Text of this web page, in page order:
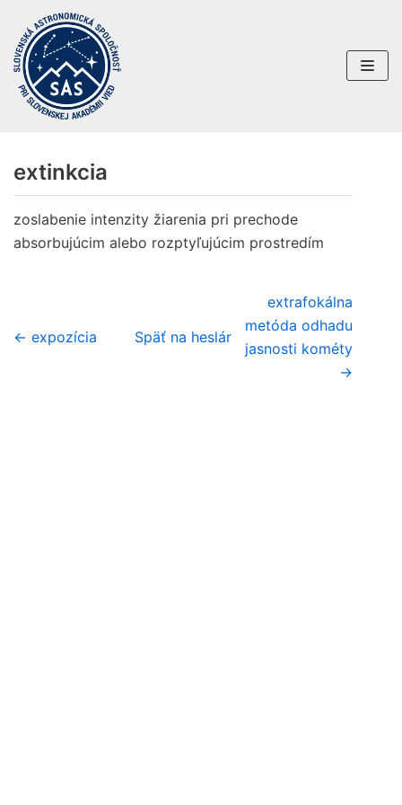
Preskočiť
na
obsah
extinkcia
zoslabenie intenzity žiarenia pri prechode
absorbujúcim alebo rozptyľujúcim prostredím
← expozícia Späť na heslár
extrafokálna
metóda odhadu
jasnosti kométy
→